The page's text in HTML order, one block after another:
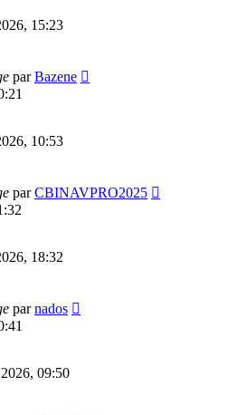
15:23
parBazene
10:53
parCBINAVPRO2025
18:32
parnados
09:50